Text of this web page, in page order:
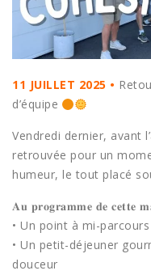
11 JUILLET 2025 •
d’équipe
Vendredi dernier, avant
retrouvée pour un
humeur, le tout placé
𝐀𝐮 𝐩𝐫𝐨𝐠𝐫𝐚𝐦𝐦𝐞 𝐝𝐞 𝐜𝐞𝐭𝐭𝐞
• Un point à mi-
• Un petit-déjeuner
douceur